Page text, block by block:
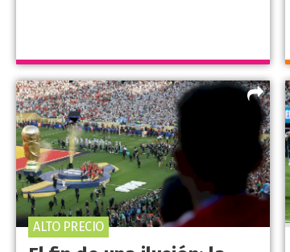
ALTO PRECIO